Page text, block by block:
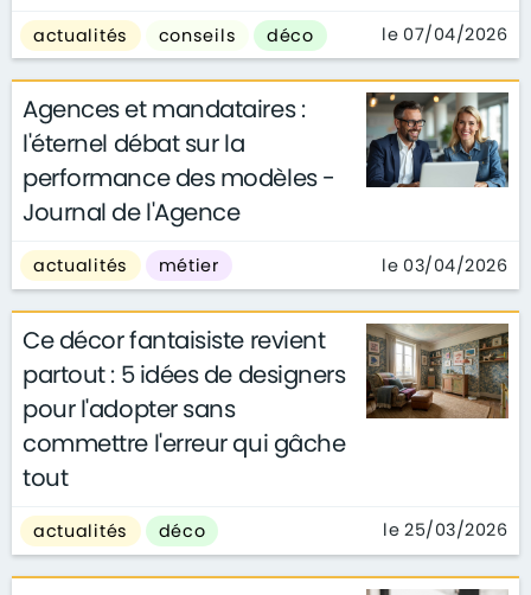
actualités conseils déco le 07/04/2026
Agences et mandataires :
l'éternel débat sur la
performance des modèles -
Journal de l'Agence
actualités métier le 03/04/2026
Ce décor fantaisiste revient
partout : 5 idées de designers
pour l'adopter sans
commettre l'erreur qui gâche
tout
actualités déco le 25/03/2026